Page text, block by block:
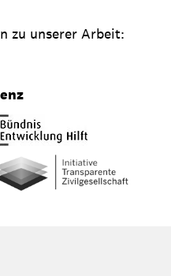
zu unserer Arbeit: